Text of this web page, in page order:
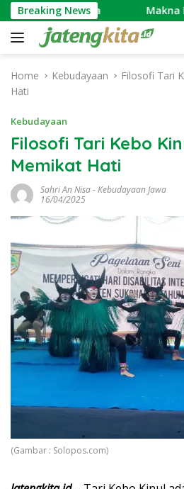
k
Breaking News
Jawa Makna
Home Kebudayaan
Filosofi Tari
Hati
Kebudayaan
Filosofi Tari Kebo
Memikat Hati
Sahri An Nisa-Kebudayaan Jawa
16/04/2025
(Gambar : Solopos.com)